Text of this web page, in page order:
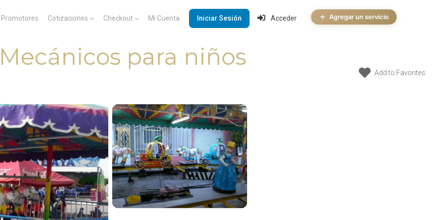
Promotores Cotizaciones Checkout Mi Cuenta Iniciar Sesión Acceder Agregar un servicio
para niños
Add to Favorites